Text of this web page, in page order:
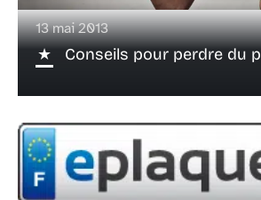
13 mai 2013
Conseils pour perdre du